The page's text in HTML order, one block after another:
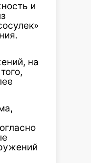
и
на